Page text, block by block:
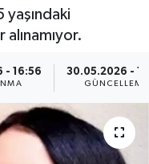
yaşındaki
- 16:56 30.05.2026 -
GÜNCELLEME